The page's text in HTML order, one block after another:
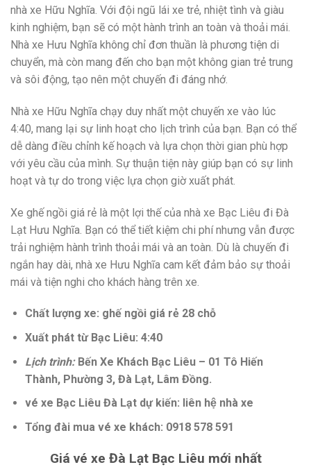
nhà xe Hữu Nghĩa. Với đội ngũ lái xe trẻ, nhiệt tình và giàu
kinh nghiệm, bạn sẽ có một hành trình an toàn và thoải mái.
Nhà xe Hưu Nghĩa không chỉ đơn thuần là phương tiện di
chuyển, mà còn mang đến cho bạn một không gian trẻ trung
và sôi động, tạo nên một chuyến đi đáng nhớ.
Nhà xe Hữu Nghĩa chạy duy nhất một chuyến xe vào lúc
4:40, mang lại sự linh hoạt cho lịch trình của bạn. Bạn có thể
dễ dàng điều chỉnh kế hoạch và lựa chọn thời gian phù hợp
với yêu cầu của mình. Sự thuận tiện này giúp bạn có sự linh
hoạt và tự do trong việc lựa chọn giờ xuất phát.
Xe ghế ngồi giá rẻ là một lợi thế của nhà xe Bạc Liêu đi Đà
Lạt Hưu Nghĩa. Bạn có thể tiết kiệm chi phí nhưng vẫn được
trải nghiệm hành trình thoải mái và an toàn. Dù là chuyến đi
ngắn hay dài, nhà xe Hưu Nghĩa cam kết đảm bảo sự thoải
mái và tiện nghi cho khách hàng trên xe.
Chất lượng xe: ghế ngồi giá rẻ 28 chỗ
Xuất phát từ Bạc Liêu: 4:40
Lịch trình:Bến Xe Khách Bạc Liêu – 01 Tô Hiến
Thành, Phường 3, Đà Lạt, Lâm Đồng.
vé xe Bạc Liêu Đà Lạt dự kiến: liên hệ nhà xe
Tổng đài mua vé xe khách: 0918 578 591
Giá vé xe Đà Lạt Bạc Liêu mới nhất